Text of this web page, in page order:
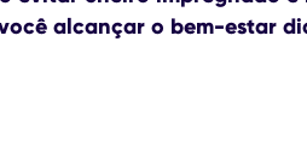
alcançar o bem-estar